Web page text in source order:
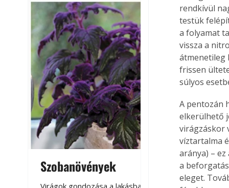
Szobanövények
Virágoskert:
teraszon,
rendkívül
testük
a folyamat
vissza a
átmenetileg
frissen
súlyos
A pentozán
elkerülhető
virágzáskor
víztartalma
aránya) –
a
eleget.